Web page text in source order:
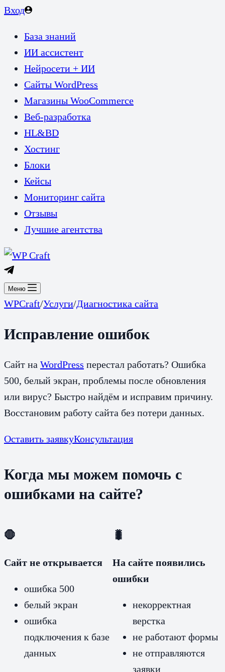
Вход
База знаний
ИИ ассистент
Нейросети + ИИ
Сайты WordPress
Магазины WooCommerce
Веб-разработка
HL&BD
Хостинг
Блоки
Кейсы
Мониторинг сайта
Отзывы
Лучшие агентства
Меню
WPCraft/Услуги/Диагностика сайта
Исправление ошибок
Сайт на WordPress перестал работать? Ошибка
500, белый экран, проблемы после обновления
или вирус? Быстро найдём и исправим причину.
Восстановим работу сайта без потери данных.
Оставить заявкуКонсультация
Когда мы можем помочь с
ошибками на сайте?
🛑
Сайт не открывается
ошибка 500
белый экран
ошибка
подключения к базе
данных
🐛
На сайте появились
ошибки
некорректная
верстка
не работают формы
не отправляются
заявки